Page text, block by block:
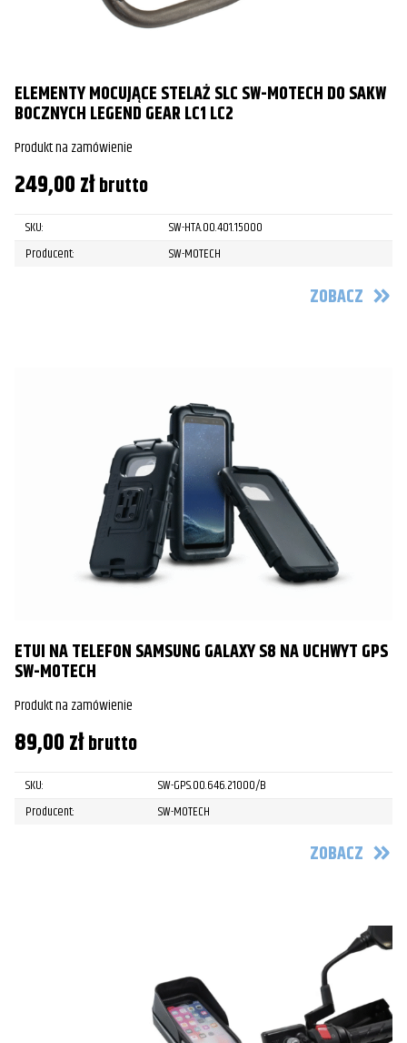
ELEMENTY MOCUJĄCE STELAŻ SLC SW-MOTECH DO SAKW
BOCZNYCH LEGEND GEAR LC1 LC2
Produkt na zamówienie
249,00złbrutto
SKU:
SW-HTA.00.401.15000
Producent:
SW-MOTECH
ZOBACZ
ETUI NA TELEFON SAMSUNG GALAXY S8 NA UCHWYT GPS
SW-MOTECH
Produkt na zamówienie
89,00złbrutto
SKU:
SW-GPS.00.646.21000/B
Producent:
SW-MOTECH
ZOBACZ